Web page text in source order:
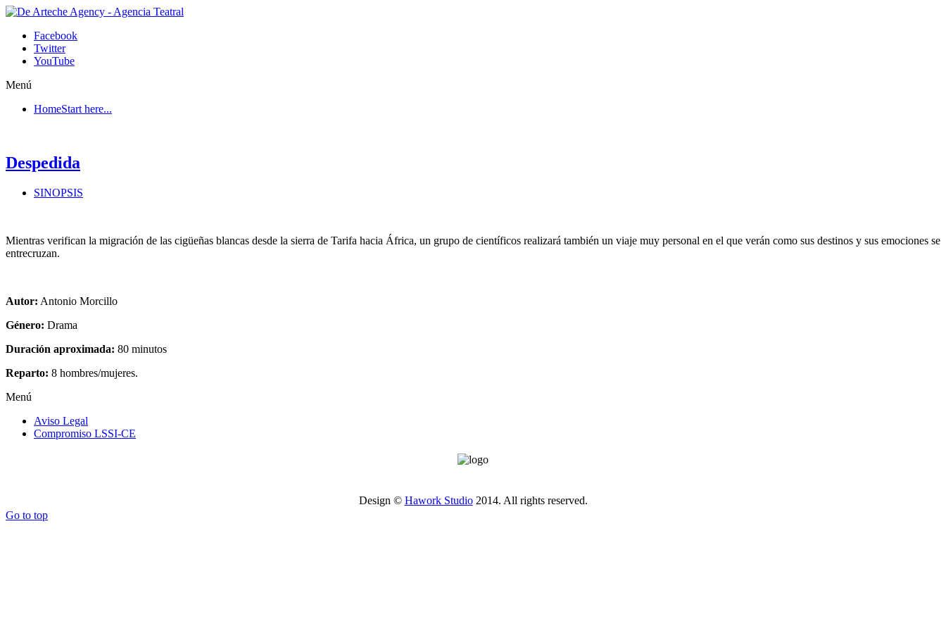
Facebook
Twitter
YouTube
Menú
HomeStart here...
Despedida
SINOPSIS
Mientras verifican la migración de las cigüeñas blancas desde la sierra de Tarifa hacia África, un grupo de científicos realizará también un viaje muy personal en el que verán como sus destinos y sus emociones se
entrecruzan.
Autor: Antonio Morcillo
Género: Drama
Duración aproximada: 80 minutos
Reparto: 8 hombres/mujeres.
Menú
Aviso Legal
Compromiso LSSI-CE
Design © Hawork Studio2014. All rights reserved.
Go to top